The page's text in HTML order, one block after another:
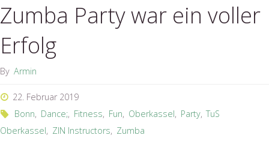
Zumba Party war ein voller
Erfolg
By Armin
22. Februar 2019
Bonn, Dance;, Fitness, Fun, Oberkassel, Party, TuS
Oberkassel, ZIN Instructors, Zumba